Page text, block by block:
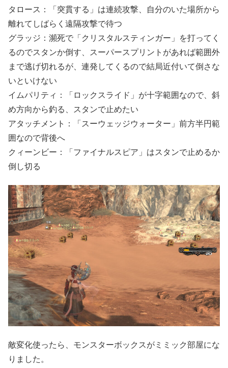
タロース：「突貫する」は連続攻撃、自分のいた場所から
離れてしばらく遠隔攻撃で待つ
グラッジ：瀕死で「クリスタルスティンガー」を打ってく
るのでスタンか倒す、スーパースプリントがあれば範囲外
まで逃げ切れるが、連発してくるので結局近付いて倒さな
いといけない
イムパリティ：「ロックスライド」が十字範囲なので、斜
め方向から釣る、スタンで止めたい
アタッチメント：「スーウェッジウォーター」前方半円範
囲なので背後へ
クィーンビー：「ファイナルスピア」はスタンで止めるか
倒し切る
敵変化使ったら、モンスターボックスがミミック部屋にな
りました。